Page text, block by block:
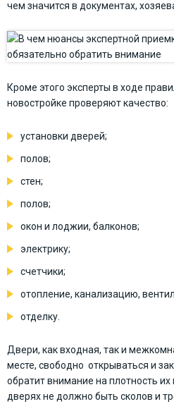
чем значится в документах,
Кроме этого эксперты в ходе
новостройке проверяют качество:
установки дверей;
полов;
стен;
полов;
окон и лоджии, балконов;
электрику;
счетчики;
отопление, канализацию,
отделку.
Двери, как входная, так и
месте, свободно открываться и
обратит внимание на плотность
дверях не должно быть сколов и